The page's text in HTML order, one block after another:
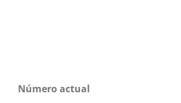
Número actual